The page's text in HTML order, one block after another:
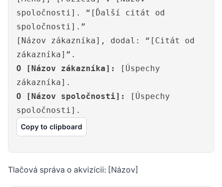
spoločnosti]. “[Ďalší citát od
spoločnosti].”
[Názov zákazníka], dodal: “[Citát od
zákazníka]”.
O [Názov zákazníka]:
[Úspechy
zákazníka].
O [Názov spoločnosti]:
[Úspechy
spoločnosti].
Copy to clipboard
Tlačová správa o akvizícii: [Názov]